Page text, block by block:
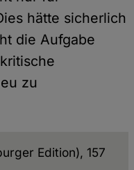
hätte sicherlich
die Aufgabe
zu
Edition), 157